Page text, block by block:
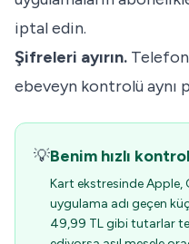
iptal edin.
Şifreleri ayırın.
ebeveyn kontrolü aynı
💡Benim hızlı
Kart ekstresinde Apple,
uygulama adı geçen
49,99 TL gibi tutarlar